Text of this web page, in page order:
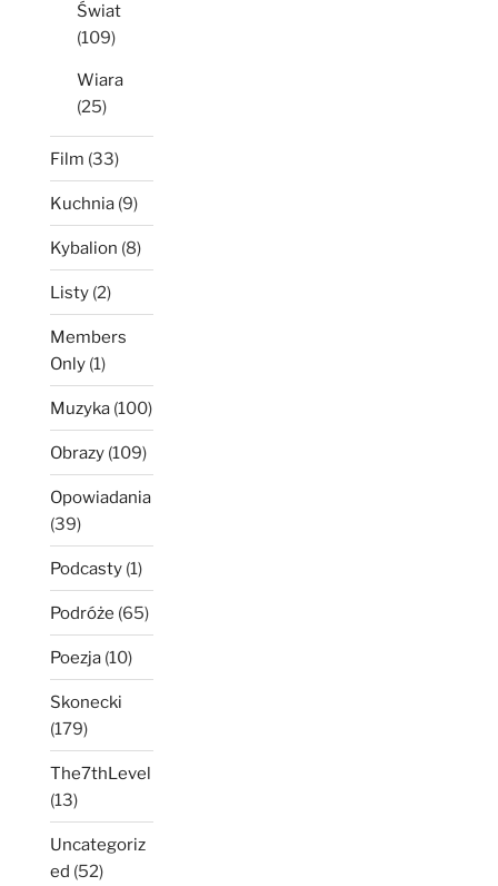
Świat
(109)
Wiara
(25)
Film (33)
Kuchnia (9)
Kybalion (8)
Listy (2)
Members
Only (1)
Muzyka (100)
Obrazy (109)
Opowiadania
(39)
Podcasty (1)
Podróże (65)
Poezja (10)
Skonecki
(179)
The7thLevel
(13)
Uncategoriz
ed (52)